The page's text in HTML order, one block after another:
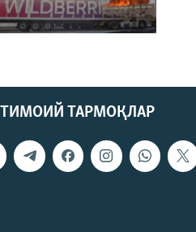
ТАРМОҚЛАР